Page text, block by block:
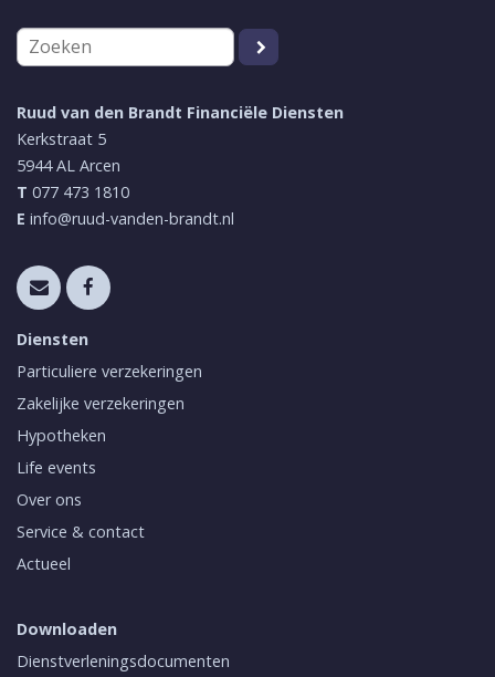
Ruud van den Brandt Financiële Diensten
Kerkstraat 5
5944 AL Arcen
T 077 473 1810
E info@ruud-vanden-brandt.nl
Diensten
Particuliere verzekeringen
Zakelijke verzekeringen
Hypotheken
Life events
Over ons
Service & contact
Actueel
Downloaden
Dienstverleningsdocumenten